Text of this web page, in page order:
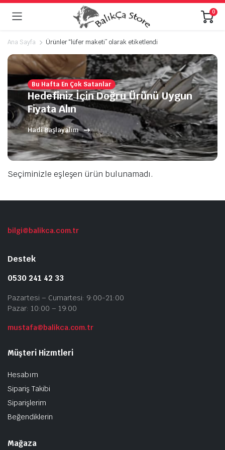
0
Ana Sayfa Ürünler “lüfer maketi” olarak etiketlendi
Bu Hafta En Çok Satanlar
Hedefiniz İçin Doğru Ürünü Uygun
Fiyata Alın
Hadi Başlayalım
Seçiminizle eşleşen ürün bulunamadı.
bilgi@balikca.com.tr
Destek
0530 241 42 33
Pazartesi – Cumartesi: 9:00-21:00
Pazar: 10:00 – 19:00
mustafa@balikca.com.tr
Müşteri Hizmtleri
Hesabım
Sipariş Takibi
Siparişlerim
Beğendiklerin
Mağaza